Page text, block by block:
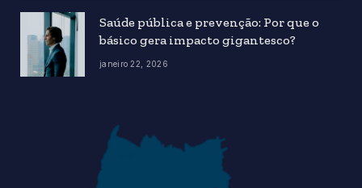
Saúde pública e prevenção: Por que o
básico gera impacto gigantesco?
janeiro 22, 2026